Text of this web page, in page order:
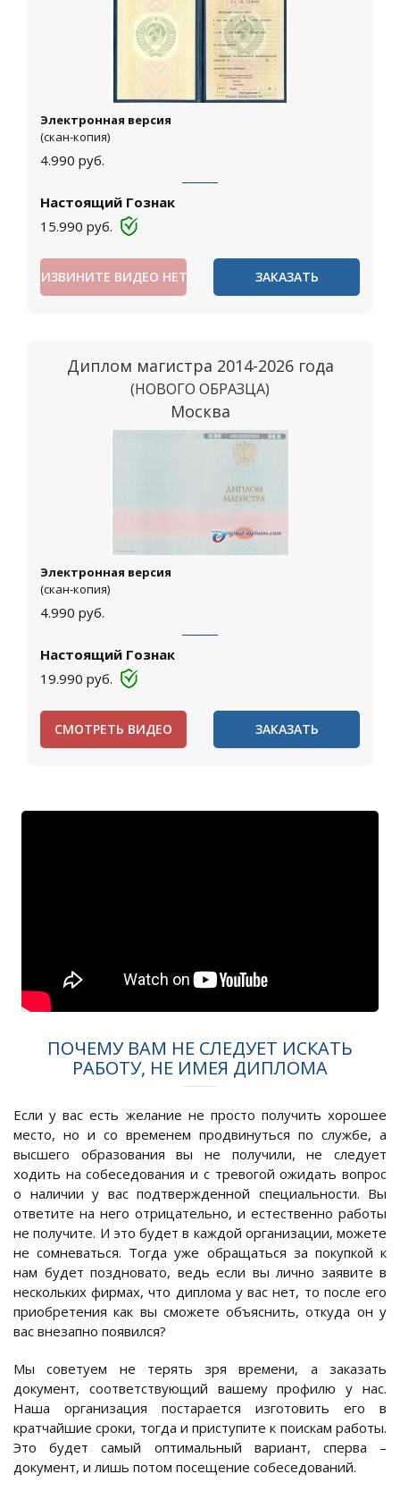
Электронная версия
(скан-копия)
4.990 руб.
Настоящий Гознак
15.990 руб.
ИЗВИНИТЕ ВИДЕО НЕТ ЗАКАЗАТЬ
Диплом магистра 2014-2026 года
(НОВОГО ОБРАЗЦА)
Москва
Электронная версия
(скан-копия)
4.990 руб.
Настоящий Гознак
19.990 руб.
СМОТРЕТЬ ВИДЕО ЗАКАЗАТЬ
ПОЧЕМУ ВАМ НЕ СЛЕДУЕТ ИСКАТЬ
РАБОТУ, НЕ ИМЕЯ ДИПЛОМА
Если у вас есть желание не просто получить хорошее
место, но и со временем продвинуться по службе, а
высшего образования вы не получили, не следует
ходить на собеседования и с тревогой ожидать вопрос
о наличии у вас подтвержденной специальности. Вы
ответите на него отрицательно, и естественно работы
не получите. И это будет в каждой организации, можете
не сомневаться. Тогда уже обращаться за покупкой к
нам будет поздновато, ведь если вы лично заявите в
нескольких фирмах, что диплома у вас нет, то после его
приобретения как вы сможете объяснить, откуда он у
вас внезапно появился?
Мы советуем не терять зря времени, а заказать
документ, соответствующий вашему профилю у нас.
Наша организация постарается изготовить его в
кратчайшие сроки, тогда и приступите к поискам работы.
Это будет самый оптимальный вариант, сперва –
документ, и лишь потом посещение собеседований.